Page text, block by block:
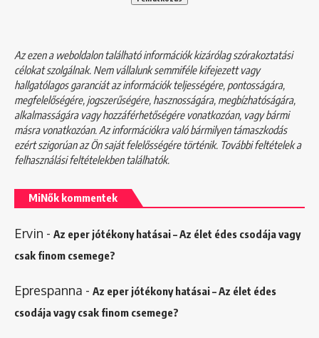
Az ezen a weboldalon található információk kizárólag szórakoztatási
célokat szolgálnak. Nem vállalunk semmiféle kifejezett vagy
hallgatólagos garanciát az információk teljességére, pontosságára,
megfelelőségére, jogszerűségére, hasznosságára, megbízhatóságára,
alkalmasságára vagy hozzáférhetőségére vonatkozóan, vagy bármi
másra vonatkozóan. Az információkra való bármilyen támaszkodás
ezért szigorúan az Ön saját felelősségére történik. További feltételek a
felhasználási feltételekbentalálhatók.
MiNők kommentek
Ervin - Az eper jótékony hatásai – Az élet édes csodája vagy
csak finom csemege?
Eprespanna - Az eper jótékony hatásai – Az élet édes
csodája vagy csak finom csemege?